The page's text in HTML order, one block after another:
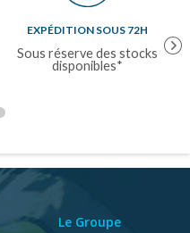
EXPÉDITION SOUS 72H
Sous réserve des stocks
disponibles*
Le Groupe